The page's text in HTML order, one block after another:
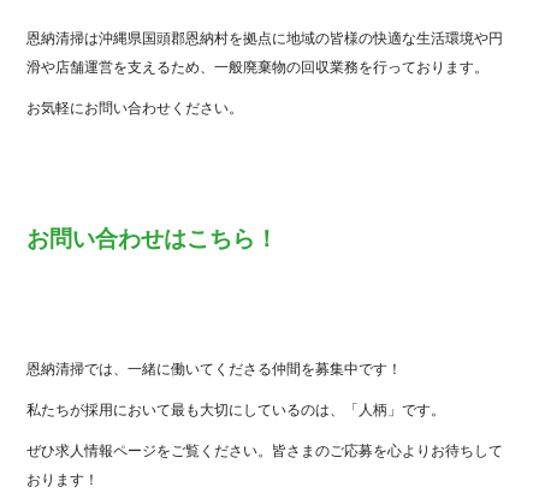
恩納清掃は沖縄県国頭郡恩納村を拠点に地域の皆様の快適な生活環境や円
滑や店舗運営を支えるため、一般廃棄物の回収業務を行っております。
お気軽にお問い合わせください。
お問い合わせはこちら！
恩納清掃では、一緒に働いてくださる仲間を募集中です！
私たちが採用において最も大切にしているのは、「人柄」です。
ぜひ求人情報ページをご覧ください。皆さまのご応募を心よりお待ちして
おります！